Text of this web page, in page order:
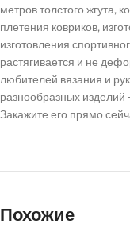
метров толстого жгута,
плетения ковриков,
изготовления
растягивается и не
любителей вязания и
разнообразных изделий
Закажите его прямо
Похожие